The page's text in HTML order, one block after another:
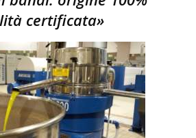
certificata»